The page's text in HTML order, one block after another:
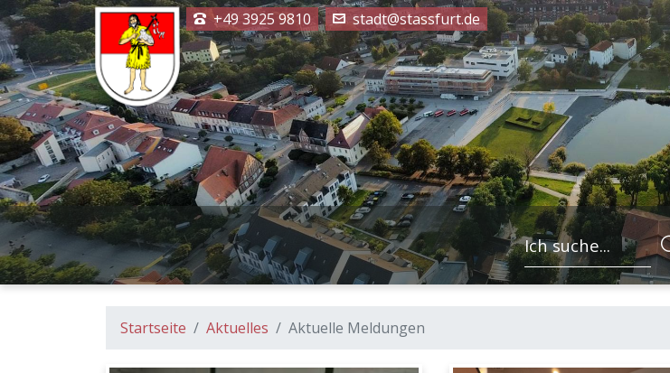
+49 3925 9810 stadt@stassfurt.de
Startseite Aktuelles Aktuelle Meldungen